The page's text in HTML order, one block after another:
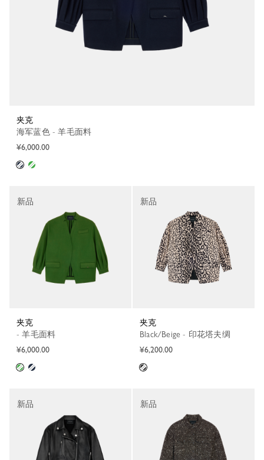
夹克
海军蓝色 - 羊毛面料
¥6,000.00
夹克
- 羊毛面料
¥6,000.00
新品
夹克
Black/Beige - 印花塔夫绸
¥6,200.00
新品
新品 新品